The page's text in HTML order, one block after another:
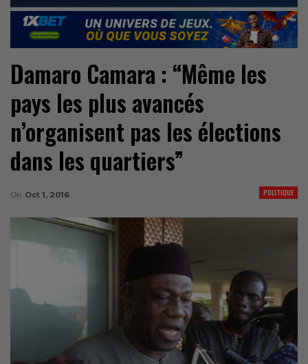
Damaro Camara : “Même les
pays les plus avancés
n’organisent pas les élections
dans les quartiers”
POLITIQUE
On Oct 1, 2016